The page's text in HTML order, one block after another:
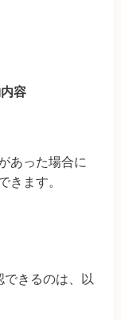
容
あった場合に
きます。
できるのは、以